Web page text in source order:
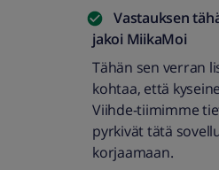
Vastauksen
jakoi MiikaMoi
Tähän sen verran
kohtaa, että
Viihde-tiimimme
pyrkivät tätä
korjaamaan.